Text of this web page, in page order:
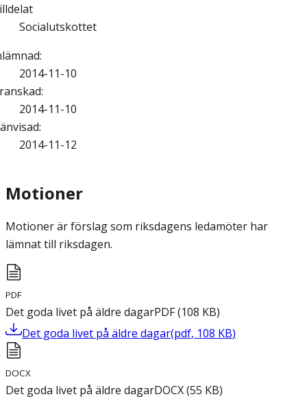
Socialutskottet
:
2014-11-10
:
2014-11-10
:
2014-11-12
Motioner
Motioner är förslag som riksdagens ledamöter har
lämnat till riksdagen.
PDF
Det goda livet på äldre dagarPDF(108 KB)
Det goda livet på äldre dagar(pdf, 108 KB)
DOCX
Det goda livet på äldre dagarDOCX(55 KB)